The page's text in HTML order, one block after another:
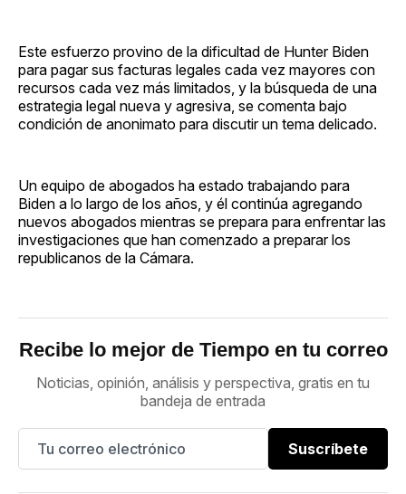
Este esfuerzo provino de la dificultad de Hunter Biden
para pagar sus facturas legales cada vez mayores con
recursos cada vez más limitados, y la búsqueda de una
estrategia legal nueva y agresiva, se comenta bajo
condición de anonimato para discutir un tema delicado.
Un equipo de abogados ha estado trabajando para
Biden a lo largo de los años, y él continúa agregando
nuevos abogados mientras se prepara para enfrentar las
investigaciones que han comenzado a preparar los
republicanos de la Cámara.
Recibe lo mejor de Tiempo en tu correo
Noticias, opinión, análisis y perspectiva, gratis en tu
bandeja de entrada
Suscríbete